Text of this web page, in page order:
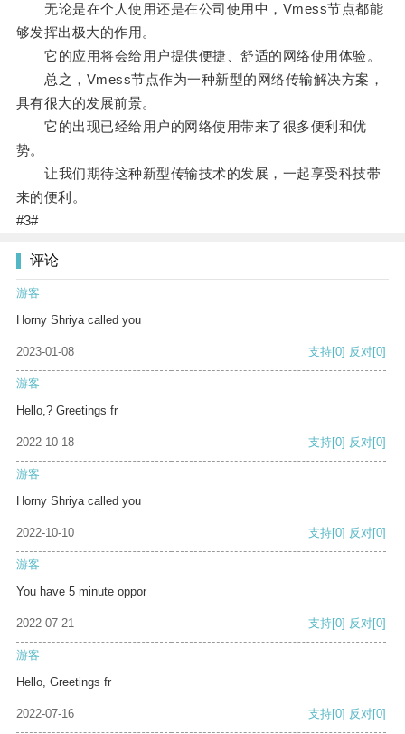
无论是在个人使用还是在公司使用中，Vmess节点都能
够发挥出极大的作用。
它的应用将会给用户提供便捷、舒适的网络使用体验。
总之，Vmess节点作为一种新型的网络传输解决方案，
具有很大的发展前景。
它的出现已经给用户的网络使用带来了很多便利和优
势。
让我们期待这种新型传输技术的发展，一起享受科技带
来的便利。
#3#
评论
游客
Horny Shriya called you
2023-01-08 支持[0] 反对[0]
游客
Hello,? Greetings fr
2022-10-18 支持[0] 反对[0]
游客
Horny Shriya called you
2022-10-10 支持[0] 反对[0]
游客
You have 5 minute oppor
2022-07-21 支持[0] 反对[0]
游客
Hello, Greetings fr
2022-07-16 支持[0] 反对[0]